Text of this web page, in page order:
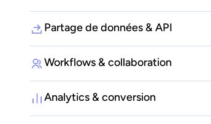
Partage de données & API
Workflows & collaboration
Analytics & conversion